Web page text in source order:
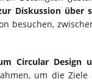
Diskussion über
besuchen,
Circular Design
um die Ziele